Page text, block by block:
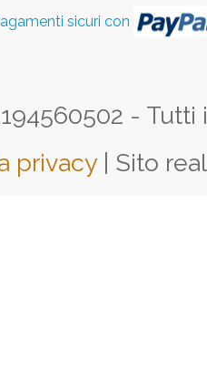
sicuri con
-
privacy | Sito